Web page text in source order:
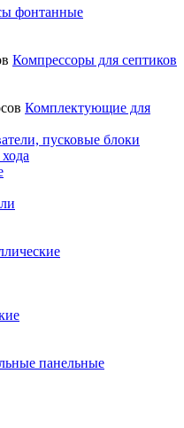
фонтанные
Компрессоры для септиков
Комплектующие для
пусковые блоки
панельные